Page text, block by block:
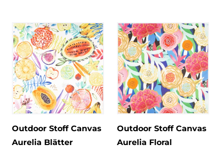
Outdoor Stoff Canvas
Aurelia Blätter
Outdoor Stoff Canvas
Aurelia Floral